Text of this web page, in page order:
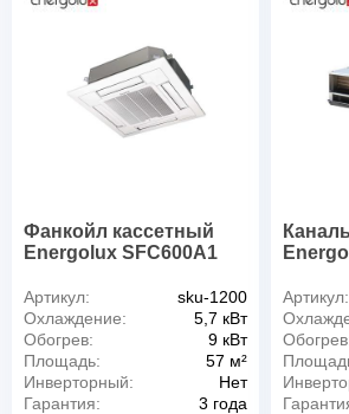
Фанкойл кассетный
Energolux SFC600A1
Артикул:
sku-1200
Охлаждение:
5,7 кВт
Обогрев:
9 кВт
Площадь:
57 м²
Инверторный:
Нет
Гарантия:
3 года
Артикул: